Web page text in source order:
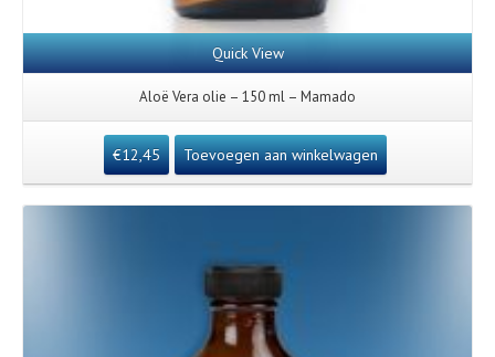
Quick View
Aloë Vera olie – 150 ml – Mamado
€12,45 Toevoegen aan winkelwagen